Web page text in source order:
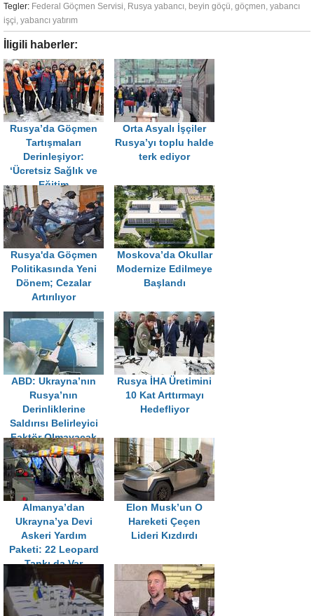
Tegler: Federal Göçmen Servisi, Rusya yabancı, beyin göçü, göçmen, yabancı
işçi, yabancı yatırım
İligili haberler:
Rusya’da Göçmen
Tartışmaları
Derinleşiyor:
‘Ücretsiz Sağlık ve
Eğitim
Sonlandırılsın!’
Orta Asyalı İşçiler
Rusya’yı toplu halde
terk ediyor
Rusya'da Göçmen
Politikasında Yeni
Dönem; Cezalar
Artırılıyor
Moskova’da Okullar
Modernize Edilmeye
Başlandı
ABD: Ukrayna’nın
Rusya’nın
Derinliklerine
Saldırısı Belirleyici
Faktör Olmayacak
Rusya İHA Üretimini
10 Kat Arttırmayı
Hedefliyor
Almanya’dan
Ukrayna’ya Devi
Askeri Yardım
Paketi: 22 Leopard
Tankı da Var
Elon Musk’un O
Hareketi Çeçen
Lideri Kızdırdı